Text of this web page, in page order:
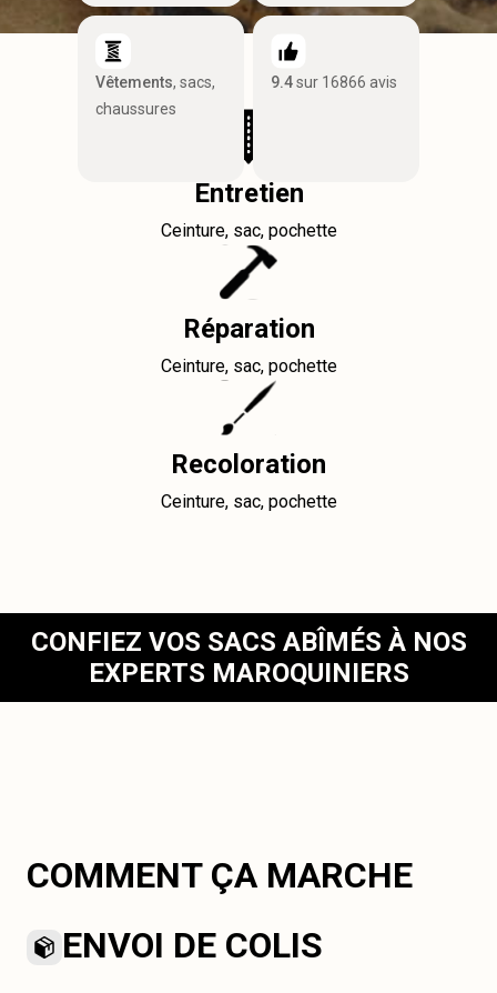
Vêtements, sacs,
chaussures
9.4sur 16866 avis
Entretien
Ceinture, sac, pochette
Réparation
Ceinture, sac, pochette
Recoloration
Ceinture, sac, pochette
CONFIEZ VOS SACS ABÎMÉS À NOS
EXPERTS MAROQUINIERS
COMMENT ÇA MARCHE
ENVOI DE COLIS